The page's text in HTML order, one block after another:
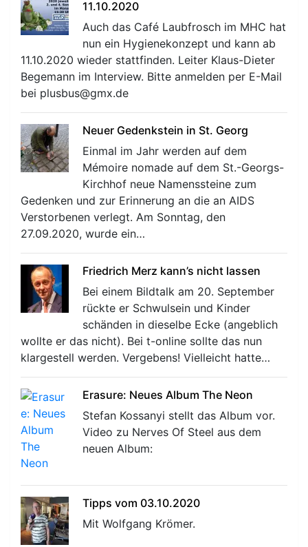
11.10.2020
Auch das Café Laubfrosch im MHC hat
nun ein Hygienekonzept und kann ab
11.10.2020 wieder stattfinden. Leiter Klaus-Dieter
Begemann im Interview. Bitte anmelden per E-Mail
bei plusbus@gmx.de
Neuer Gedenkstein in St. Georg
Einmal im Jahr werden auf dem
Mémoire nomade auf dem St.-Georgs-
Kirchhof neue Namenssteine zum
Gedenken und zur Erinnerung an die an AIDS
Verstorbenen verlegt. Am Sonntag, den
27.09.2020, wurde ein…
Friedrich Merz kann’s nicht lassen
Bei einem Bildtalk am 20. September
rückte er Schwulsein und Kinder
schänden in dieselbe Ecke (angeblich
wollte er das nicht). Bei t-online sollte das nun
klargestell werden. Vergebens! Vielleicht hatte…
Erasure: Neues Album The Neon
Stefan Kossanyi stellt das Album vor.
Video zu Nerves Of Steel aus dem
neuen Album:
Tipps vom 03.10.2020
Mit Wolfgang Krömer.